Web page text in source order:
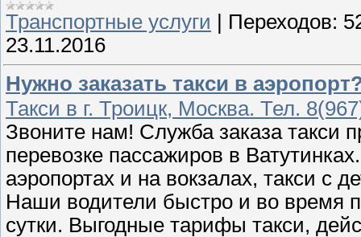
Транспортные услуги
Переходов:
23.11.2016
Нужно заказать такси в
Такси в г. Троицк, Москва. Тел.
Звоните нам! Служба заказа такси
перевозке пассажиров в
аэропортах и на вокзалах, такси с
Наши водители быстро и во время
сутки. Выгодные тарифы такси,